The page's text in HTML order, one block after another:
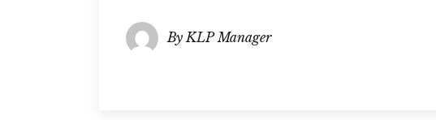
By KLP Manager